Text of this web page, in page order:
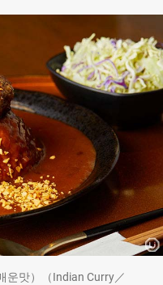
운맛）（Indian Curry／